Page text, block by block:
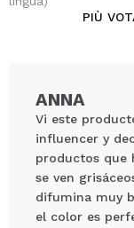
PIÙ
ANNA
Vi este
influencer y
productos que
se ven
difumina muy
el color es